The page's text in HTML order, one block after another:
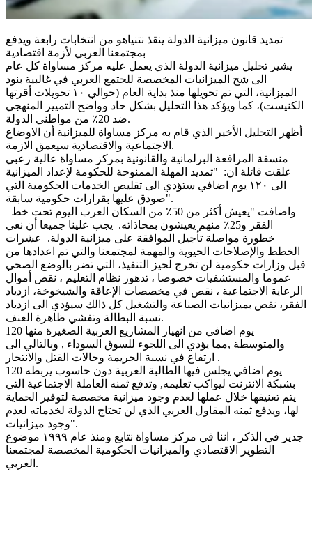
تمديد قانون ميزانية الدولة ينقذ نتنياهو من انتخابات رابعة ويدفع
بمجتمعنا العربي لأزمة اقتصادية
يشير تحليل ميزانية الدولة الذي يعمل عليه مركز مساواة كل عام
الى شح الميزانيات المخصصة للجتمع العربي في غالبية بنود
الميزانية، التي تم تحويلها منذ بداية العام (حوالي ١٠ تحويلات أقرتها
الكنيست)، كما ويؤكد هذا التحليل بشكل حاد وواضح التمييز المنهجي
ضد 20٪ من مواطني الدولة.
أظهر التحليل الأخير الذي قام به مركز مساواة للميزانية أن الاوضاع
الاجتماعية والاقتصادية سيعمق الازمة.
منسقة المرافعة البرلمانية والقانونية بمركز مساواة عالية زعبي
علقت قائلة ان: "تمديد المهلة الممنوحة للحكومة لإعداد الميزانية
الى ١٢٠ يوم اضافي ستؤدي الى تقليص الخدمات الحكومية التي
صودق عليها بقرارات حكومية سابقة".
الفقر و25٪ منهم يعيشون بمحاذاته. يجب علينا جميعا أن نعي
خطورة مواصلة تأجيل الموافقة على ميزانية الدولة. عشرات
الخطط والإصلاحات الحيوية والمهمة لمجتمعنا والتي تم اعدادها من
قبل وزارات حكومية لن تخرج لحيز التنفيذ، التي تضر بالوضع الصحي
عموما والمستشفيات خصوصا ، تدهور نظام التعليم ، نقص أموال
الرعاية الاجتماعية ، نقص في مخصصات الإعاقة والشيخوخة، ازدياد
الفقر، نقص بميزانيات الصناعة والتشغيل كل ذالك سيؤدي الى ازدياد
نسبة البطالة وتفشي ظاهرة العنف.
120 يوم اضافي من انهيار المشاريع العربية الصغيرة منها
والمتوسطة ,مما يؤدي الى اللجوء للسوق السوداء , وبالتالي الى
ارتفاع في نسبة الجريمة وحالات القتل والانتحار .
120 يوم اضافي يجلس فيها الطالبة العربية دون حاسوب يربطه
بشبكة الانترنت ليواكب تعليمه, وتدفع ثمنه العاملة الاجتماعية التي
يتم تعنيفها خلال عملها لعدم وجود ميزانية مخصصة لتوفير الحماية
لها، ويدفع ثمنه المقاول العربي الذي لن تحتاج الدولة لخدماته لعدم
وجود ميزانيات".
جدير في الذكر ، اننا في مركز مساواة نتابع ومنذ عام ١٩٩٩ موضوع
التطوير الاقتصادي والميزانيات الحكومية المخصصة لمجتمعنا
العربي.